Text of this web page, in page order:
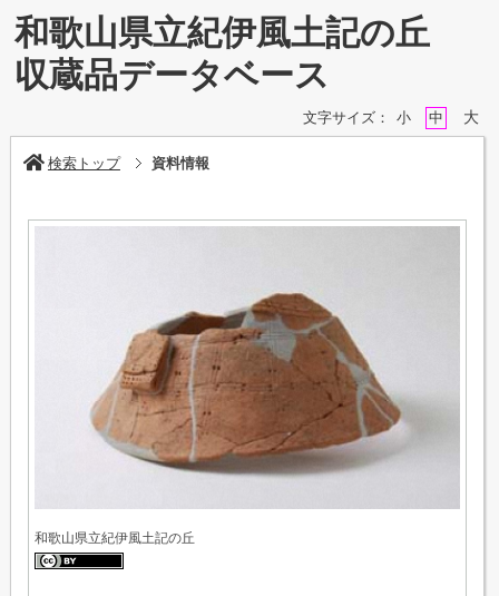
和歌山県立紀伊風土記の丘
収蔵品データベース
文字サイズ： 小 中 大
検索トップ 資料情報
和歌山県立紀伊風土記の丘